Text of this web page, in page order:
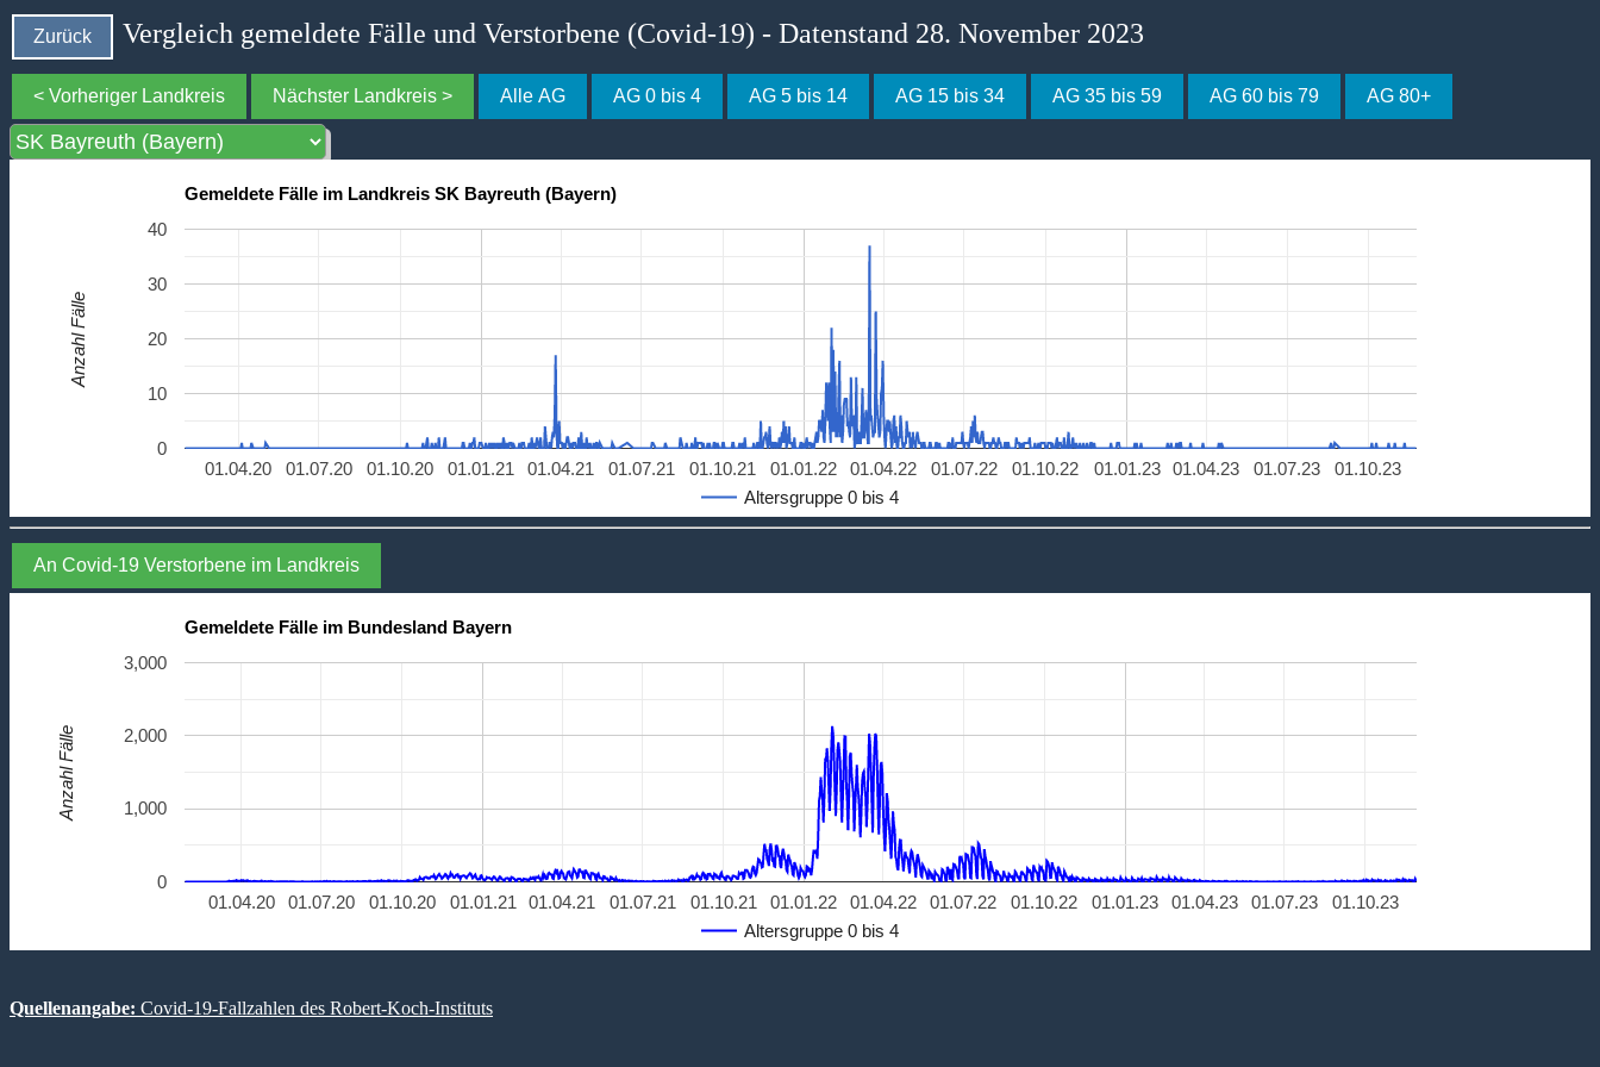
Zurück Vergleich gemeldete Fälle und Verstorbene (Covid-19) - Datenstand 28. November 2023
< Vorheriger Landkreis Nächster Landkreis > Alle AG AG 0 bis 4 AG 5 bis 14 AG 15 bis 34 AG 35 bis 59 AG 60 bis 79 AG 80+
Gemeldete Fälle im Landkreis SK Bayreuth (Bayern)
Altersgruppe 0 bis 4
01.01.21 01.01.22 01.01.23
01.04.20 01.07.20 01.10.20 01.04.21 01.07.21 01.10.21 01.04.22 01.07.22 01.10.22 01.04.23 01.07.23 01.10.23
0
10
20
30
40
Anzahl Fälle
An Covid-19 Verstorbene im Landkreis
Gemeldete Fälle im Bundesland Bayern
Altersgruppe 0 bis 4
01.01.21 01.01.22 01.01.23
01.04.20 01.07.20 01.10.20 01.04.21 01.07.21 01.10.21 01.04.22 01.07.22 01.10.22 01.04.23 01.07.23 01.10.23
0
1,000
2,000
3,000
Anzahl Fälle
Quellenangabe: Covid-19-Fallzahlen des Robert-Koch-Instituts